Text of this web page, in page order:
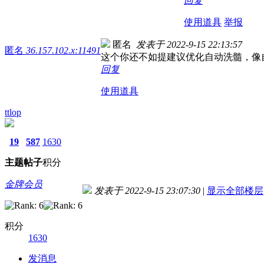
使用道具 举报
匿名 36.157.102.x:11491
匿名 发表于 2022-9-15 22:13:57
这个你还不如提建议优化自动洗髓，
回复
使用道具
ttlop
19
主题
587
帖子
1630
积分
金牌会员
积分
1630
发消息
发表于 2022-9-15 23:07:30 | 显示全部楼层